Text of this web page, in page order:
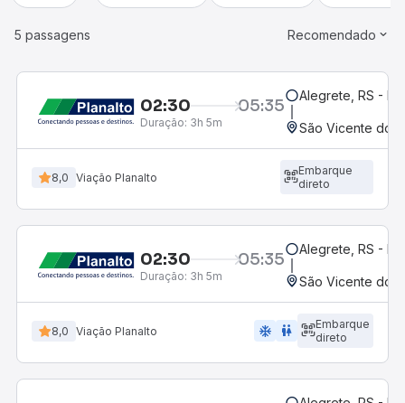
5 passagens Recomendado
02:30 05:35
Duração: 3h 5m
Alegrete, RS -
São Vicente do
8,0 Viação Planalto
Embarque
direto
02:30 05:35
Duração: 3h 5m
Alegrete, RS -
São Vicente do
8,0 Viação Planalto ac_unit wc
Embarque
direto